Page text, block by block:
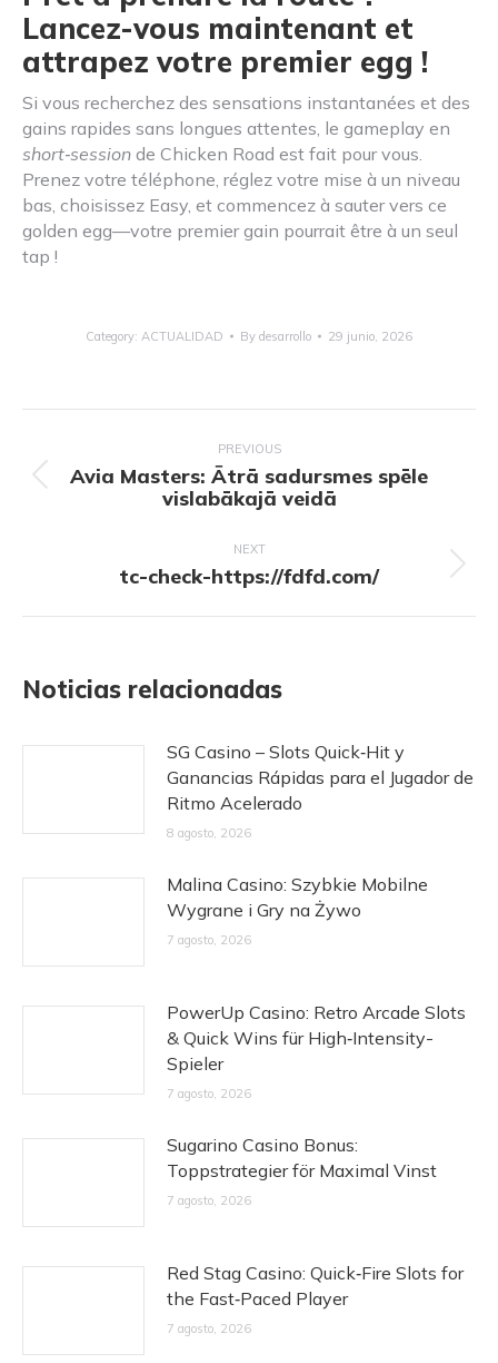
Lancez-vous maintenant et
attrapez votre premier egg !
Si vous recherchez des sensations instantanées et des
gains rapides sans longues attentes, le gameplay en
short‑session de Chicken Road est fait pour vous.
Prenez votre téléphone, réglez votre mise à un niveau
bas, choisissez Easy, et commencez à sauter vers ce
golden egg—votre premier gain pourrait être à un seul
tap !
Category: ACTUALIDAD By desarrollo 29 junio, 2026
navigation
PREVIOUS
Previous
post:
Avia Masters: Ātrā sadursmes spēle
vislabākajā veidā
NEXT
Next
tc-check-https://fdfd.com/
Noticias relacionadas
SG Casino – Slots Quick‑Hit y
Ganancias Rápidas para el Jugador de
Ritmo Acelerado
8 agosto, 2026
Malina Casino: Szybkie Mobilne
Wygrane i Gry na Żywo
7 agosto, 2026
PowerUp Casino: Retro Arcade Slots
& Quick Wins für High‑Intensity-
Spieler
7 agosto, 2026
Sugarino Casino Bonus:
Toppstrategier för Maximal Vinst
7 agosto, 2026
Red Stag Casino: Quick‑Fire Slots for
the Fast‑Paced Player
7 agosto, 2026